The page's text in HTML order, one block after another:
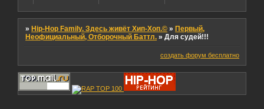
»Hip-Hop Family. Здесь живёт Хип-Хоп.© »Первый,
Неофициальный, Отборочный Баттл. »Для судей!!!
создать форум бесплатно